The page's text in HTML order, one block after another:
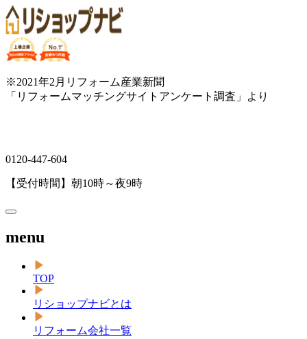
※2021年2月リフォーム産業新聞
「リフォームマッチングサイトアンケート調査」より
0120-447-604
【受付時間】朝10時～夜9時
menu
TOP
リショップナビとは
リフォーム会社一覧